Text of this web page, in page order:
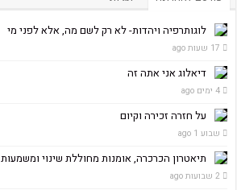
לוגותרפיה ויהדות- לא רק לשם מה, אלא לפני מי
17 שעות ago
דיאלוג אני אתה זה
4 ימים ago
על חזרה זכירה וקיום
שבוע 1 ago
תיאטרון הכרכרה, אומנות מחוללת שינוי ומשמעות
2 שבועות ago